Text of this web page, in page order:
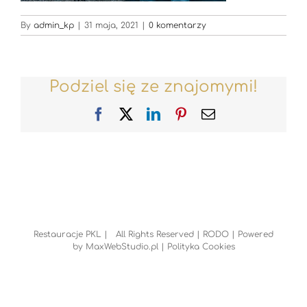
By admin_kp | 31 maja, 2021 | 0 komentarzy
Podziel się ze znajomymi!
FacebookLinkedInPinterest
Email
Restauracje PKL | All Rights Reserved | RODO | Powered
by MaxWebStudio.pl| Polityka Cookies